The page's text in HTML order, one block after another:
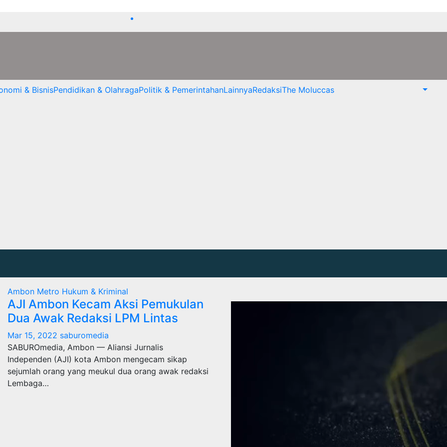
& BisnisPendidikan & OlahragaPolitik & PemerintahanLainnyaRedaksiThe Moluccas
Ambon Metro Hukum & Kriminal
AJI Ambon Kecam Aksi Pemukulan
Dua Awak Redaksi LPM Lintas
Mar 15, 2022 saburomedia
SABUROmedia, Ambon — Aliansi Jurnalis
Independen (AJI) kota Ambon mengecam sikap
sejumlah orang yang meukul dua orang awak redaksi
Lembaga…